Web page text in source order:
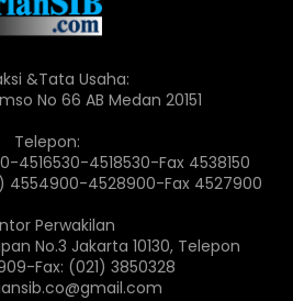
&Tata Usaha:
No 66 AB Medan 20151
Telepon:
4516530-4518530-Fax 4538150
4554900-4528900-Fax 4527900
Perwakilan
No.3 Jakarta 10130, Telepon
Fax: (021) 3850328